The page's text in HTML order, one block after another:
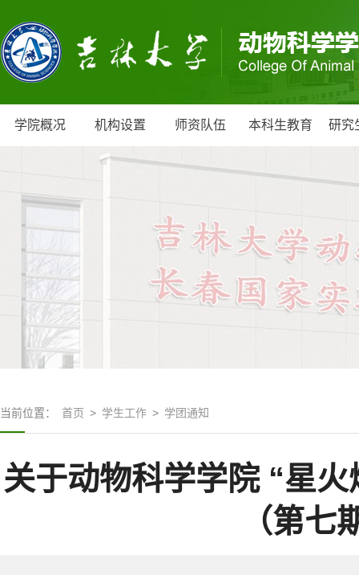
学院概况 机构设置 师资队伍 本科生教育 研究
当前位置： 首页 > 学生工作 > 学团通知
关于动物科学学院 “星
（第